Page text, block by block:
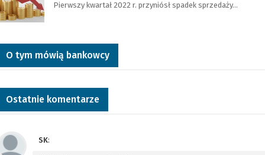
Pierwszy kwartał 2022 r. przyniósł spadek sprzedaży…
O tym mówią bankowcy
Ostatnie komentarze
SK: